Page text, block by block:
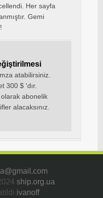
Her sayfa
Gemi
atabilirsiniz.
300 $ 'dır.
abonelik
alacaksınız.
ship.org.ua
ivanoff